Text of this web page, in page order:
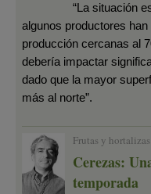
“La situación
algunos productores
producción cercanas al
debería impactar
dado que la mayor
más al norte”.
Frutas y hortalizas
Cerezas:
temporada